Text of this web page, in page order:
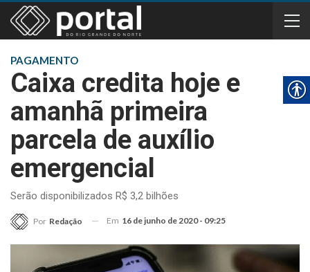
PAGAMENTO
Caixa credita hoje e
amanhã primeira
parcela de auxílio
emergencial
Serão disponibilizados R$ 3,2 bilhões
Por Redação Em 16 de junho de 2020 - 09:25